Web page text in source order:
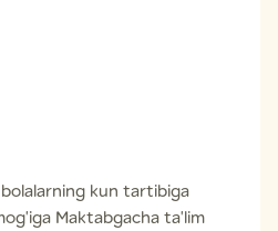
kun tartibiga
Maktabgacha ta'lim